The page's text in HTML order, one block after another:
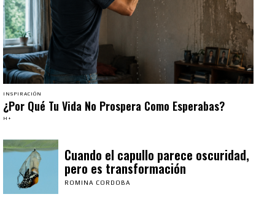
INSPIRACIÓN
¿Por Qué Tu Vida No Prospera Como Esperabas?
H+
Cuando el capullo parece oscuridad,
pero es transformación
ROMINA CORDOBA